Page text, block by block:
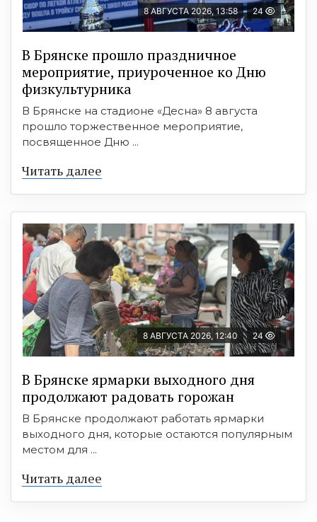
8 АВГУСТА 2026, 13:58 24
В Брянске прошло праздничное
мероприятие, приуроченное ко Дню
физкультурника
В Брянске на стадионе «Десна» 8 августа
прошло торжественное мероприятие,
посвященное Дню ...
Читать далее
8 АВГУСТА 2026, 12:40 24
В Брянске ярмарки выходного дня
продолжают радовать горожан
В Брянске продолжают работать ярмарки
выходного дня, которые остаются популярным
местом для ...
Читать далее